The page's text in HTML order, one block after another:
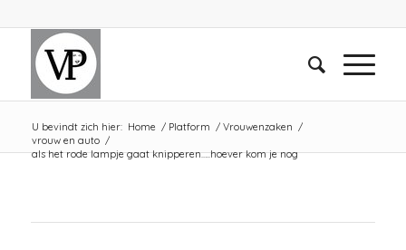
U bevindt zich hier: Home / Platform / Vrouwenzaken /
vrouw en auto /
als het rode lampje gaat knipperen…..hoever kom je nog